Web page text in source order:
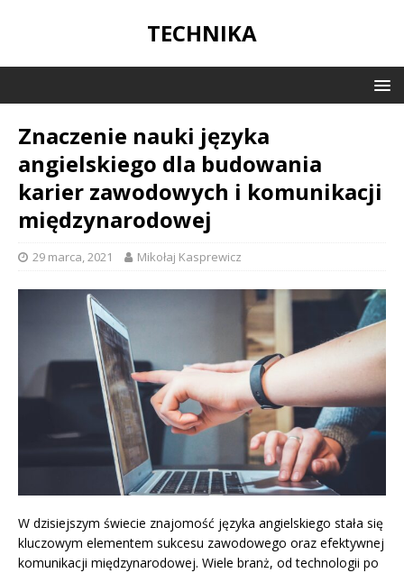
TECHNIKA
Znaczenie nauki języka
angielskiego dla budowania
karier zawodowych i komunikacji
międzynarodowej
29 marca, 2021 Mikołaj Kasprewicz
W dzisiejszym świecie znajomość języka angielskiego stała się
kluczowym elementem sukcesu zawodowego oraz efektywnej
komunikacji międzynarodowej. Wiele branż, od technologii po